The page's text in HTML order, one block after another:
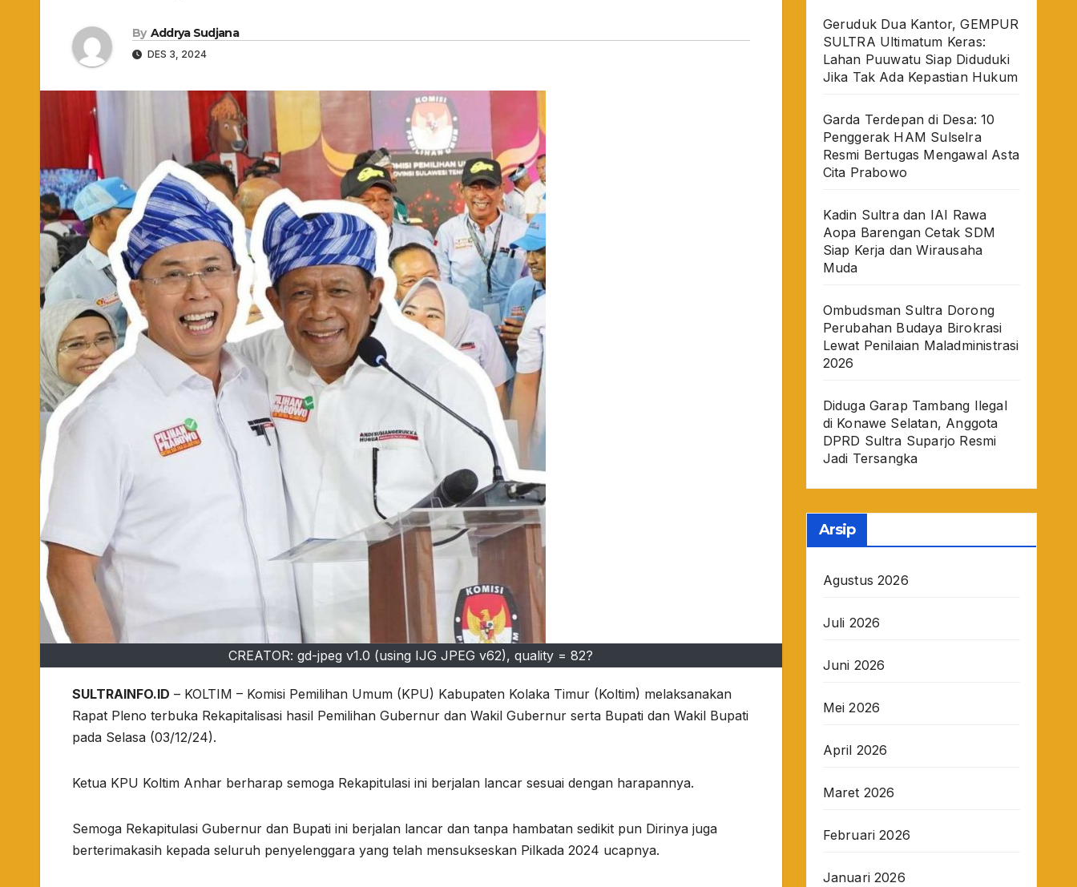
By Addrya Sudjana
DES 3, 2024
CREATOR: gd-jpeg v1.0 (using IJG JPEG v62), quality = 82?
SULTRAINFO.ID – KOLTIM – Komisi Pemilihan Umum (KPU) Kabupaten Kolaka Timur (Koltim) melaksanakan
Rapat Pleno terbuka Rekapitalisasi hasil Pemilihan Gubernur dan Wakil Gubernur serta Bupati dan Wakil Bupati
pada Selasa (03/12/24).
Ketua KPU Koltim Anhar berharap semoga Rekapitulasi ini berjalan lancar sesuai dengan harapannya.
Semoga Rekapitulasi Gubernur dan Bupati ini berjalan lancar dan tanpa hambatan sedikit pun Dirinya juga
berterimakasih kepada seluruh penyelenggara yang telah mensukseskan Pilkada 2024 ucapnya.
Geruduk Dua Kantor, GEMPUR
SULTRA Ultimatum Keras:
Lahan Puuwatu Siap Diduduki
Jika Tak Ada Kepastian Hukum
Garda Terdepan di Desa: 10
Penggerak HAM Sulselra
Resmi Bertugas Mengawal Asta
Cita Prabowo
Kadin Sultra dan IAI Rawa
Aopa Barengan Cetak SDM
Siap Kerja dan Wirausaha
Muda
Ombudsman Sultra Dorong
Perubahan Budaya Birokrasi
Lewat Penilaian Maladministrasi
2026
Diduga Garap Tambang Ilegal
di Konawe Selatan, Anggota
DPRD Sultra Suparjo Resmi
Jadi Tersangka
Arsip
Agustus 2026
Juli 2026
Juni 2026
Mei 2026
April 2026
Maret 2026
Februari 2026
Januari 2026